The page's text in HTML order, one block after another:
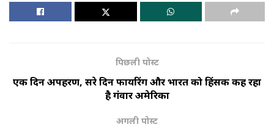
पिछली पोस्ट
एक दिन अपहरण, दूसरे दिन फायरिंग और भारत को हिंसक कह रहा
है गंवार अमेरिका
अगली पोस्ट